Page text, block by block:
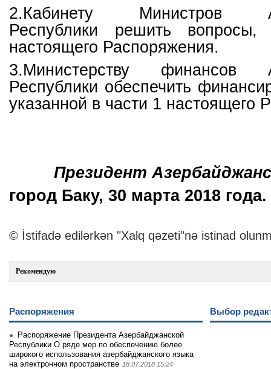
2.Кабинету Министров
Республики решить
настоящего Распоряжения.
3.Министерству финансов
Республики обеспечить
указанной в части 1 настоящего
Президент
город Баку, 30 марта 2018 года.
© İstifadə edilərkən "Xalq qəzeti"nə istinad
Рекомендую
Распоряжения
Распоряжение Президента Азербайджанской
Республики О ряде мер по обеспечению более
широкого использования азербайджанского языка
на электронном пространстве 18.07.2018 15:24
Выбор